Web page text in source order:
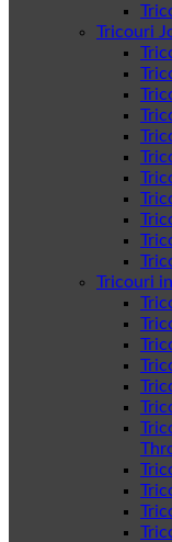
Tricouri
Tricouri